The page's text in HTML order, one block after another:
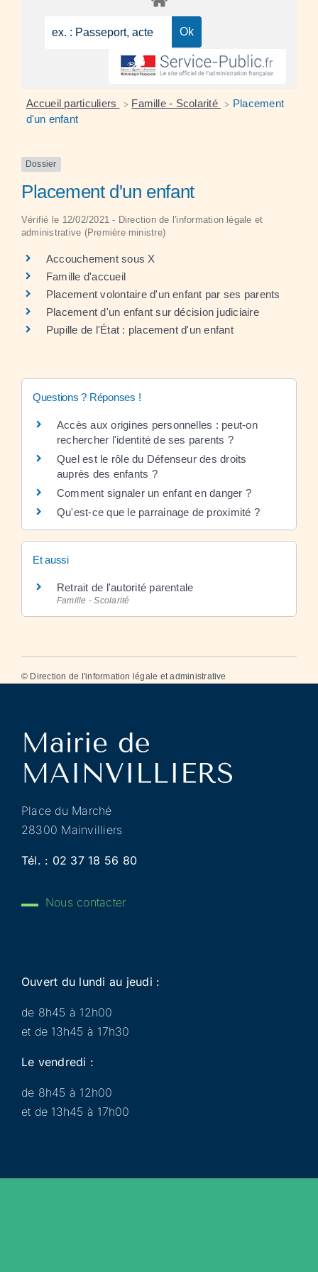
Accueil particuliers > Famille - Scolarité > Placement
d'un enfant
Dossier
Placement d'un enfant
Vérifié le 12/02/2021 - Direction de l'information légale et
administrative (Première ministre)
Accouchement sous X
Famille d'accueil
Placement volontaire d'un enfant par ses parents
Placement d'un enfant sur décision judiciaire
Pupille de l'État : placement d'un enfant
Questions ? Réponses !
Accès aux origines personnelles : peut-on
rechercher l'identité de ses parents ?
Quel est le rôle du Défenseur des droits
auprès des enfants ?
Comment signaler un enfant en danger ?
Qu'est-ce que le parrainage de proximité ?
Et aussi
Retrait de l'autorité parentale
Famille - Scolarité
© Direction de l'information légale et administrative
Place du Marché
28300 Mainvilliers
Tél. : 02 37 18 56 80
Nous contacter
Ouvert du lundi au jeudi :
de 8h45 à 12h00
et de 13h45 à 17h30
Le vendredi :
de 8h45 à 12h00
et de 13h45 à 17h00